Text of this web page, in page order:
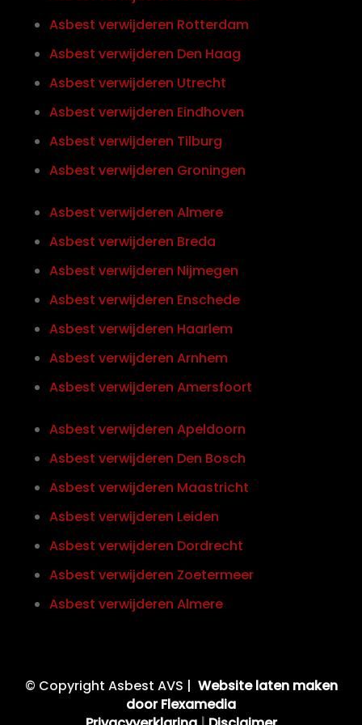
Asbest verwijderen Rotterdam
Asbest verwijderen Den Haag
Asbest verwijderen Utrecht
Asbest verwijderen Eindhoven
Asbest verwijderen Tilburg
Asbest verwijderen Groningen
Asbest verwijderen Almere
Asbest verwijderen Breda
Asbest verwijderen Nijmegen
Asbest verwijderen Enschede
Asbest verwijderen Haarlem
Asbest verwijderen Arnhem
Asbest verwijderen Amersfoort
Asbest verwijderen Apeldoorn
Asbest verwijderen Den Bosch
Asbest verwijderen Maastricht
Asbest verwijderen Leiden
Asbest verwijderen Dordrecht
Asbest verwijderen Zoetermeer
Asbest verwijderen Almere
© Copyright Asbest AVS | Website laten maken
door Flexamedia